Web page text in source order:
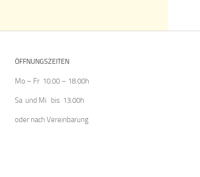
ÖFFNUNGSZEITEN
Mo – Fr 10.00 – 18.00h
Sa und Mi bis 13.00h
oder nach Vereinbarung